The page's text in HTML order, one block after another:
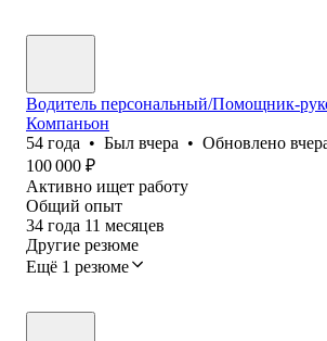
Водитель персональный/Помощник-
Компаньон
54 года • Был вчера • Обновлено
100 000 ₽
Активно ищет работу
Общий опыт
34 года 11 месяцев
Другие резюме
Ещё 1 резюме